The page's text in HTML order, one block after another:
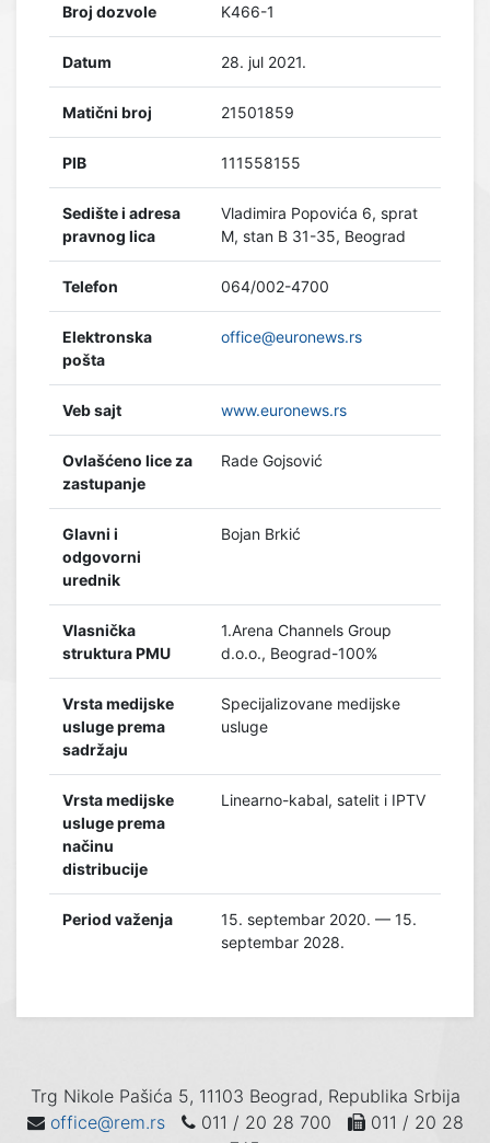
Broj dozvole K466-1
Datum 28. jul 2021.
Matični broj 21501859
PIB 111558155
Sedište i adresa
pravnog lica
Vladimira Popovića 6, sprat
M, stan B 31-35, Beograd
Telefon 064/002-4700
Elektronska
pošta
office@euronews.rs
Veb sajt www.euronews.rs
Ovlašćeno lice za
zastupanje
Rade Gojsović
Glavni i
odgovorni
urednik
Bojan Brkić
Vlasnička
struktura PMU
1.Arena Channels Group
d.o.o., Beograd-100%
Vrsta medijske
usluge prema
sadržaju
Specijalizovane medijske
usluge
Vrsta medijske
usluge prema
načinu
distribucije
Linearno-kabal, satelit i IPTV
Period važenja
15. septembar 2020. — 15.
septembar 2028.
Trg Nikole Pašića 5, 11103 Beograd, Republika Srbija
office@rem.rs
011 / 20 28 700
011 / 20 28